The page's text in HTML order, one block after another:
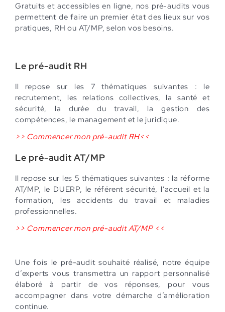
Gratuits et accessibles en ligne, nos pré-audits vous
permettent de faire un premier état des lieux sur vos
pratiques, RH ou AT/MP, selon vos besoins.
Le pré-audit RH
Il repose sur les 7 thématiques suivantes : le
recrutement, les relations collectives, la santé et
sécurité, la durée du travail, la gestion des
compétences, le management et le juridique.
>> Commencer mon pré-audit RH<<
Le pré-audit AT/MP
Il repose sur les 5 thématiques suivantes : la réforme
AT/MP, le DUERP, le référent sécurité, l’accueil et la
formation, les accidents du travail et maladies
professionnelles.
>> Commencer mon pré-audit AT/MP <<
Une fois le pré-audit souhaité réalisé, notre équipe
d’experts vous transmettra un rapport personnalisé
élaboré à partir de vos réponses, pour vous
accompagner dans votre démarche d’amélioration
continue.